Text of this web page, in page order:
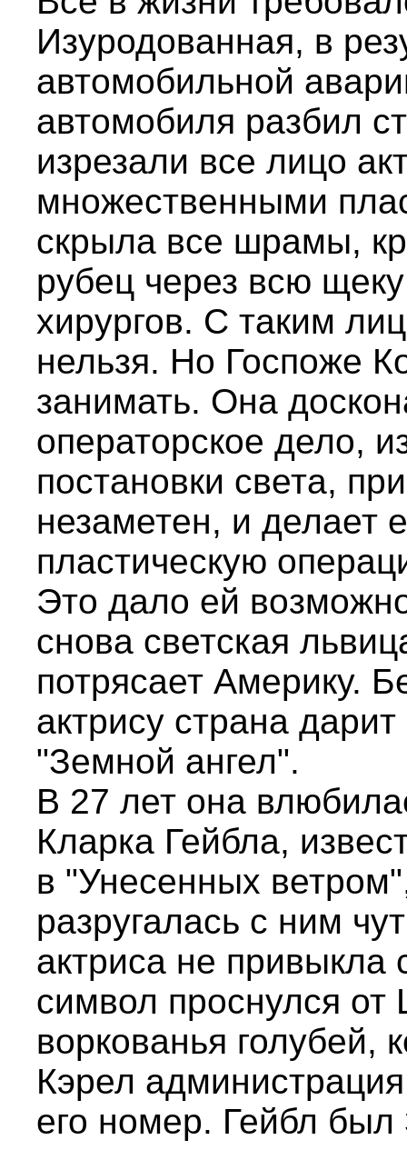
Изуродованная, в
автомобильной
автомобиля разбил
изрезали все лицо
множественными
скрыла все шрамы,
рубец через всю
хирургов. С таким
нельзя. Но Госпоже
занимать. Она
операторское дело,
постановки света,
незаметен, и
пластическую
Это дало ей
снова светская
потрясает Америку.
актрису страна
"Земной ангел".
В 27 лет она
Кларка Гейбла,
в "Унесенных
разругалась с ним
актриса не привыкла
символ проснулся
воркованья голубей,
Кэрел
его номер. Гейбл